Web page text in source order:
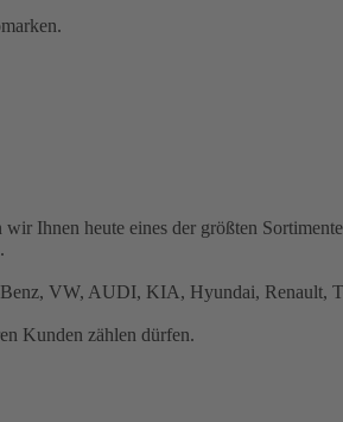
Ihnen heute eines der größten
VW, AUDI, KIA, Hyundai, Renault,
Kunden zählen dürfen.